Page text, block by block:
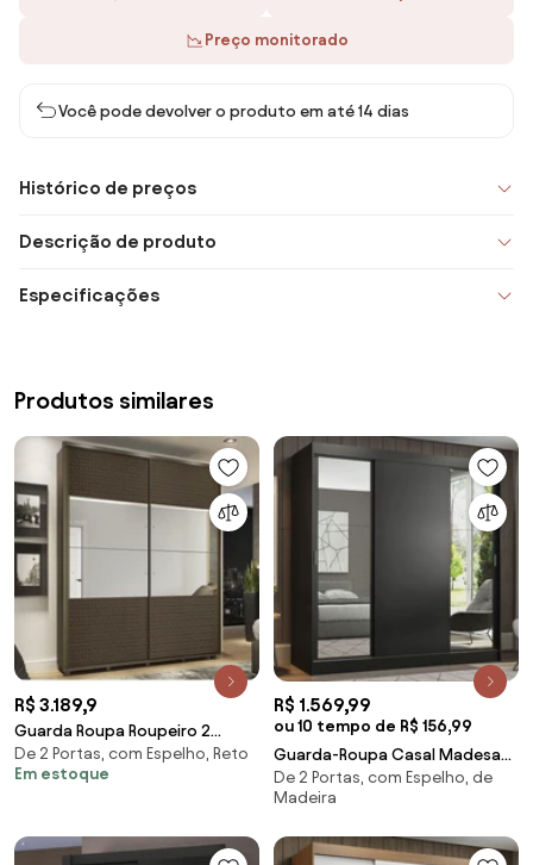
Preço monitorado
Você pode devolver o produto em até 14 dias
Histórico de preços
Descrição de produto
Especificações
Produtos similares
R$ 3.189,9
Guarda Roupa Roupeiro 2
Portas 6 Gavetas com Espelho
Damasco
De 2 Portas, com Espelho, Reto
Em estoque
R$ 1.569,99
ou 10 tempo de R$ 156,99
Guarda-Roupa Casal Madesa
Reno 3 Portas de Correr com
Espelhos Preto Cor:Preto
De 2 Portas, com Espelho, de
Madeira